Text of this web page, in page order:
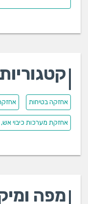
אחזקה בטיחות
אחזקת מערכות כיבוי אש,
מפה